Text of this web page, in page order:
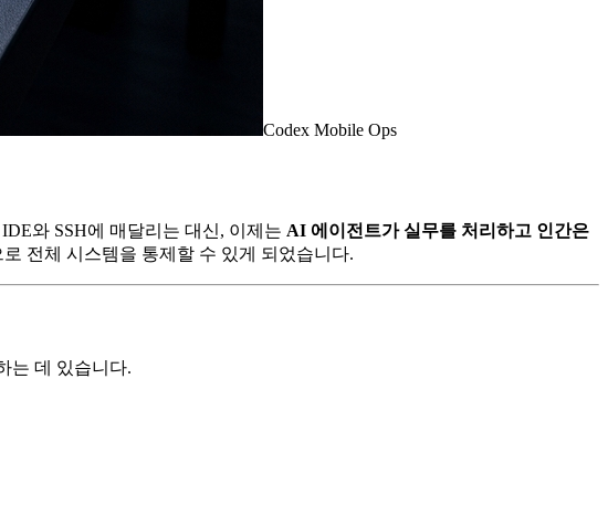
Codex Mobile Ops
와 SSH에 매달리는 대신, 이제는 AI 에이전트가 실무를 처리하고 인간은
전체 시스템을 통제할 수 있게 되었습니다.
는 데 있습니다.